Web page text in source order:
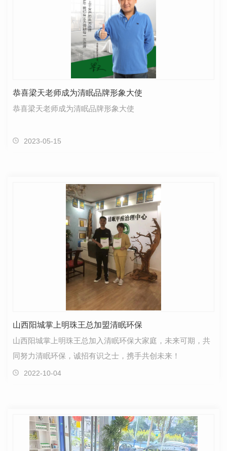
恭喜梁天老师成为清眠品牌形象大使
恭喜梁天老师成为清眠品牌形象大使
2023-05-15
山西阳城掌上明珠王总加盟清眠环保
山西阳城掌上明珠王总加入清眠环保大家庭，未来可期，共
同努力清眠环保，诚招有识之士，携手共创未来！
2022-10-04